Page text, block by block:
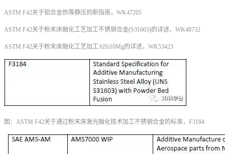
ASTM F42关于铝合金热等静压的新指南，WK47205
ASTM F42关于粉末床融化工艺加工不锈钢合金(S31603)的详述，WK48732
ASTM F42关于粉末床融化工艺加工AlSi10Mg的详述，WK53423
图：ASTM F42关于通过粉末床激光融化技术加工不锈钢合金的标准， F3184